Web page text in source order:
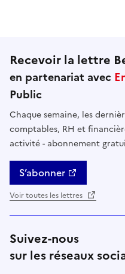
Recevoir la lettre
en partenariat avec
Public
Chaque semaine, les
comptables, RH et
activité - abonnement
S’abonner
Voir toutes les lettres
Suivez-nous
sur les réseaux